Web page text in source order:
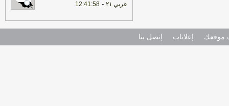
عربي ٢١ -
12:41:58
موقعك إعلانات إتصل بنا